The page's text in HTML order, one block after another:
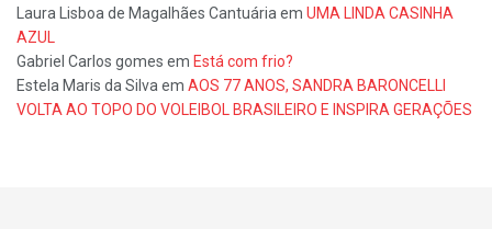
Laura Lisboa de Magalhães Cantuária em UMA LINDA CASINHA
AZUL
Gabriel Carlos gomes em Está com frio?
Estela Maris da Silva em AOS 77 ANOS, SANDRA BARONCELLI
VOLTA AO TOPO DO VOLEIBOL BRASILEIRO E INSPIRA GERAÇÕES